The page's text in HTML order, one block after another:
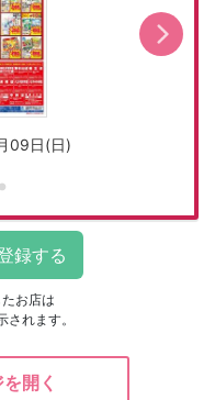
09日(日)
お店は
されます。
開く